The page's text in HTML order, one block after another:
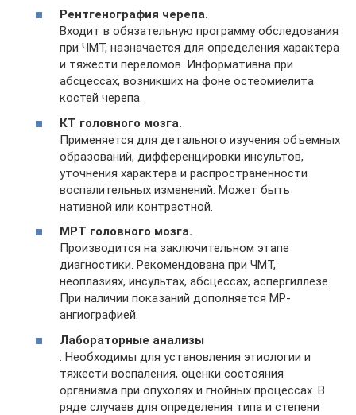
Рентгенография черепа.
Входит в обязательную программу обследования
при ЧМТ, назначается для определения характера
и тяжести переломов. Информативна при
абсцессах, возникших на фоне остеомиелита
костей черепа.
КТ головного мозга.
Применяется для детального изучения объемных
образований, дифференцировки инсультов,
уточнения характера и распространенности
воспалительных изменений. Может быть
нативной или контрастной.
МРТ головного мозга.
Производится на заключительном этапе
диагностики. Рекомендована при ЧМТ,
неоплазиях, инсультах, абсцессах, аспергиллезе.
При наличии показаний дополняется МР-
ангиографией.
Лабораторные анализы
. Необходимы для установления этиологии и
тяжести воспаления, оценки состояния
организма при опухолях и гнойных процессах. В
ряде случаев для определения типа и степени